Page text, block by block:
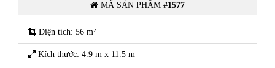
MÃ SẢN PHẨM #1577
Diện tích: 56 m²
Kích thước: 4.9 m x 11.5 m